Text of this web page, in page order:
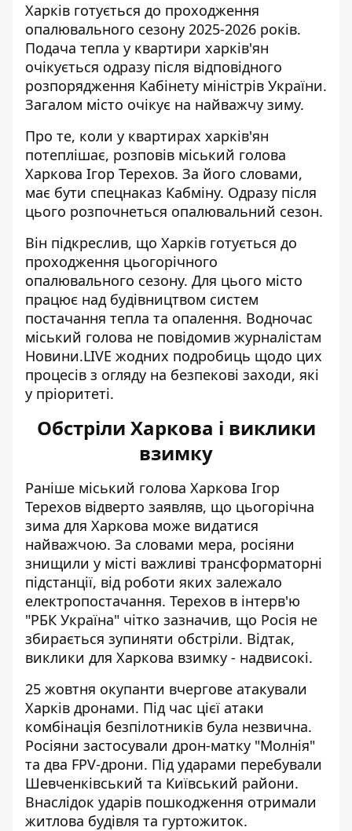
Харків готується до проходження
опалювального сезону 2025-2026 років.
Подача тепла у квартири харків'ян
очікується одразу після відповідного
розпорядження Кабінету міністрів України.
Загалом місто очікує на найважчу зиму.
Про те, коли у квартирах харків'ян
потеплішає, розповів міський голова
Харкова Ігор Терехов. За його словами,
має бути спецнаказ Кабміну. Одразу після
цього розпочнеться опалювальний сезон.
Він підкреслив, що Харків готується до
проходження цьогорічного
опалювального сезону. Для цього місто
працює над будівництвом систем
постачання тепла та опалення. Водночас
міський голова не повідомив журналістам
Новини.LIVE жодних подробиць щодо цих
процесів з огляду на безпекові заходи, які
у пріоритеті.
Обстріли Харкова і виклики
взимку
Раніше міський голова Харкова Ігор
Терехов відверто заявляв, що цьогорічна
зима для Харкова може видатися
найважчою. За словами мера, росіяни
знищили у місті важливі трансформаторні
підстанції, від роботи яких залежало
електропостачання. Терехов в інтерв'ю
"РБК Україна" чітко зазначив, що Росія не
збирається зупиняти обстріли. Відтак,
виклики для Харкова взимку - надвисокі.
25 жовтня окупанти вчергове атакували
Харків дронами. Під час цієї атаки
комбінація безпілотників була незвична.
Росіяни застосували дрон-матку "Молнія"
та два FPV-дрони. Під ударами перебували
Шевченківський та Київський райони.
Внаслідок ударів пошкодження отримали
житлова будівля та гуртожиток.